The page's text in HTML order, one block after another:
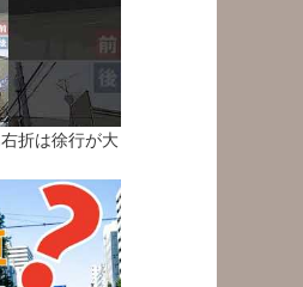
右折は徐行が大